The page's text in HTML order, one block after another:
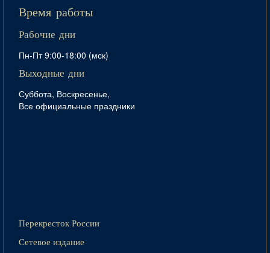
Время работы
Рабочие дни
Пн-Пт 9:00-18:00 (мск)
Выходные дни
Суббота, Воскресенье,
Все официальные праздники
Перекресток России
Сетевое издание